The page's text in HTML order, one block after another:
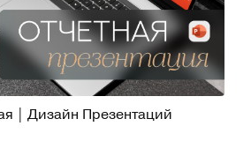
27 638
| Дизайн Презентаций